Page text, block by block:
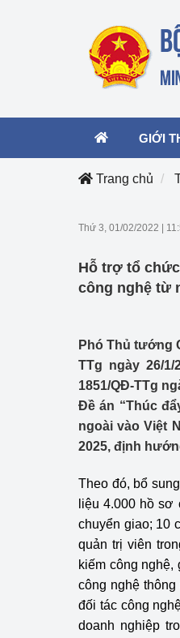
GIỚI
Cơ cấu
Trang chủ
Thứ 3, 01/02/2022
Hỗ trợ tổ
công nghệ từ
Phó Thủ tướng
TTg ngày 26/
1851/QĐ-TTg
Đề án “Thúc
ngoài vào Việt
2025, định
Theo đó, bổ
liệu 4.000 hồ
chuyển giao; 10
quản trị viên
kiếm công nghệ,
công nghệ
đối tác công
doanh nghiệp